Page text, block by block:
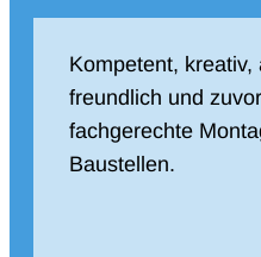
Kompetent,
freundlich und
fachgerechte
Baustellen.